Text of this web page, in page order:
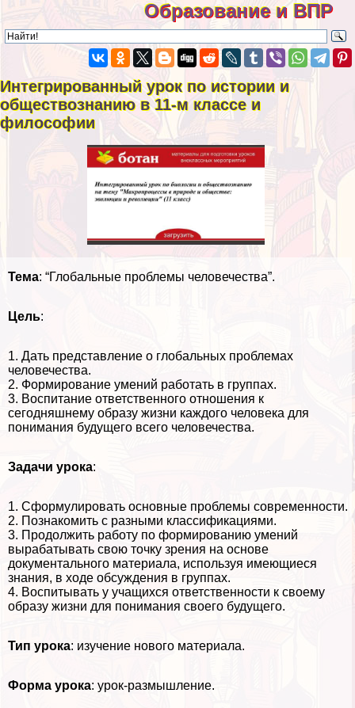
Образование и ВПР
Интегрированный урок по истории и
обществознанию в 11-м классе и
философии
Тема: “Глобальные проблемы человечества”.
Цель:
1. Дать представление о глобальных проблемах
человечества.
2. Формирование умений работать в группах.
3. Воспитание ответственного отношения к
сегодняшнему образу жизни каждого человека для
понимания будущего всего человечества.
Задачи урока:
1. Сформулировать основные проблемы современности.
2. Познакомить с разными классификациями.
3. Продолжить работу по формированию умений
выpaбатывать свою точку зрения на основе
документального материала, используя имеющиеся
знания, в ходе обсуждения в группах.
4. Воспитывать у учащихся ответственности к своему
образу жизни для понимания своего будущего.
Тип урока: изучение нового материала.
Форма урока: урок-размышление.